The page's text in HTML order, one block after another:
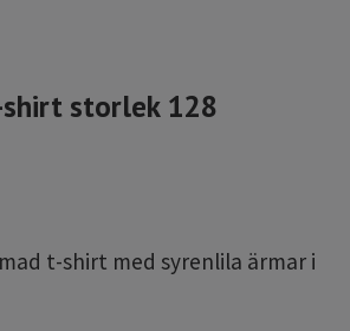
storlek 128
t-shirt med syrenlila ärmar i